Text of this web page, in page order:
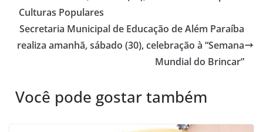
Culturas Populares
Secretaria Municipal de Educação de Além Paraíba
realiza amanhã, sábado (30), celebração à “Semana
Mundial do Brincar”
Você pode gostar também